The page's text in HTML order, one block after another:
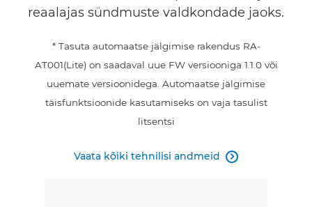
reaalajas sündmuste valdkondade jaoks.
* Tasuta automaatse jälgimise rakendus RA-
AT001(Lite) on saadaval uue FW versiooniga 1.1.0 või
uuemate versioonidega. Automaatse jälgimise
täisfunktsioonide kasutamiseks on vaja tasulist
litsentsi
Vaata kõiki tehnilisi andmeid 